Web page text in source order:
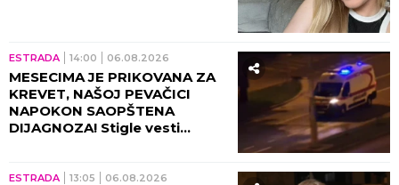
ESTRADA 14:00 06.08.2026
MESECIMA JE PRIKOVANA ZA
KREVET, NAŠOJ PEVAČICI
NAPOKON SAOPŠTENA
DIJAGNOZA! Stigle vesti
ESTRADA 13:05 06.08.2026